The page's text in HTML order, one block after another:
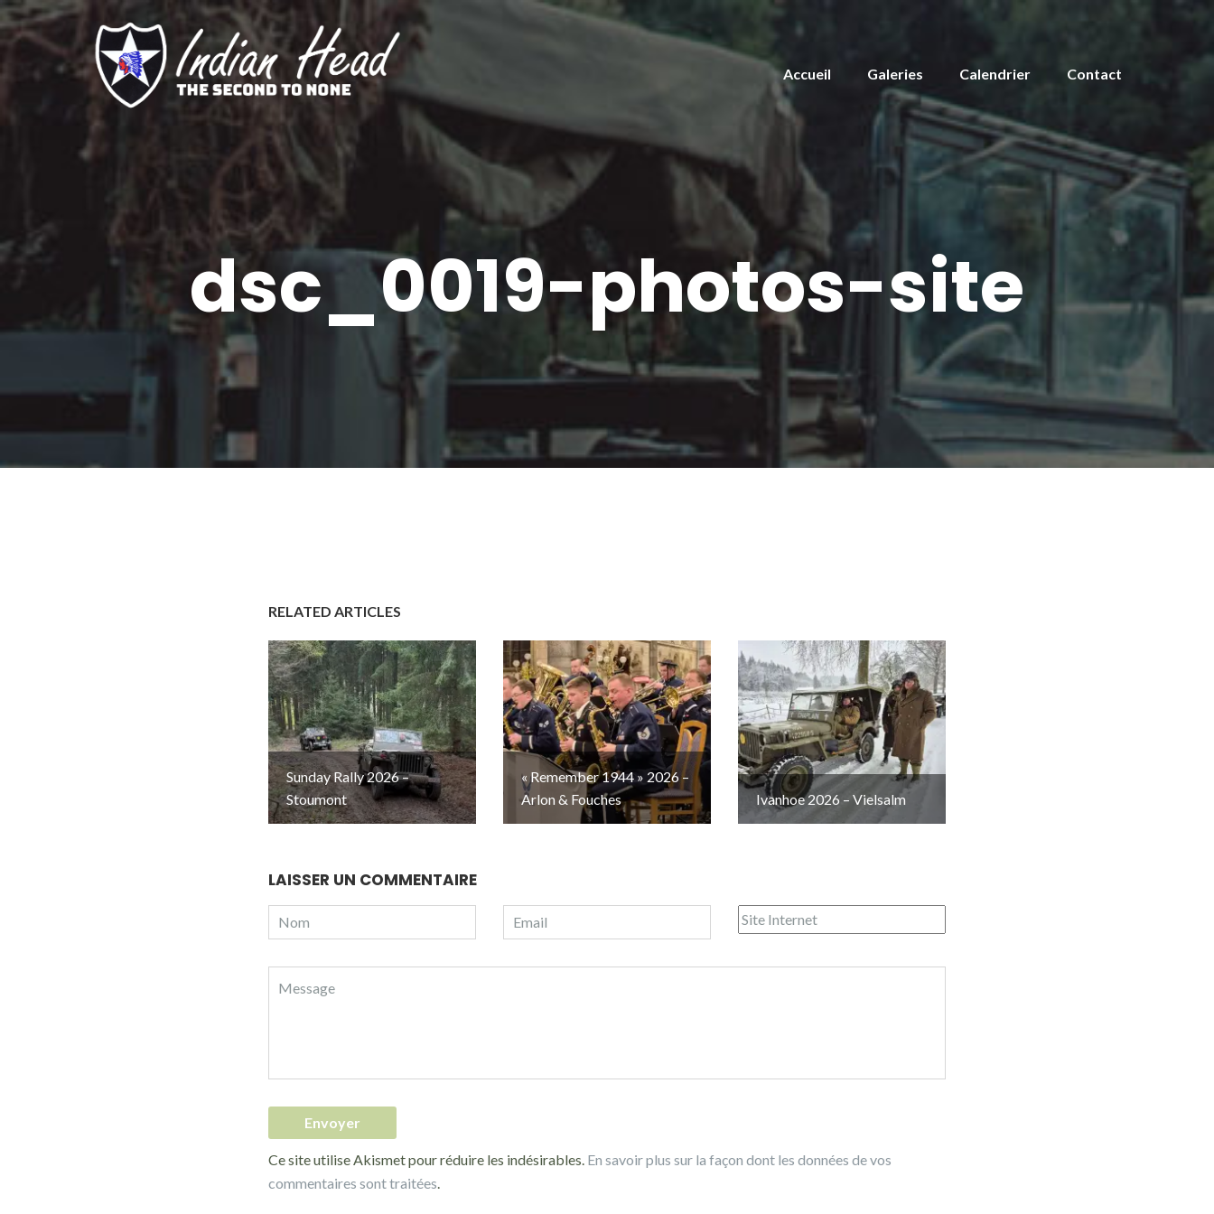
Accueil Galeries Calendrier Contact
dsc_0019-photos-site
RELATED ARTICLES
Sunday Rally 2026 –
Stoumont
« Remember 1944 » 2026 –
Arlon & Fouches
Ivanhoe 2026 – Vielsalm
LAISSER UN COMMENTAIRE
Ce site utilise Akismet pour réduire les indésirables. En savoir plus sur la façon dont les données de vos
commentaires sont traitées.